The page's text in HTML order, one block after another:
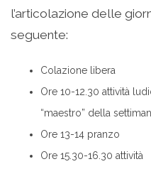
l’articolazione delle
seguente:
Colazione libera
Ore 10-12.30 attività
“maestro” della
Ore 13-14 pranzo
Ore 15.30-16.30 attività